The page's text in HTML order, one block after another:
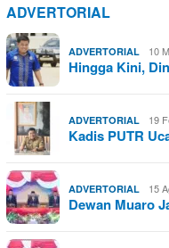
ADVERTORIAL
ADVERTORIAL 10
Hingga Kini,
ADVERTORIAL 19
Kadis PUTR
ADVERTORIAL 15
Dewan Muaro